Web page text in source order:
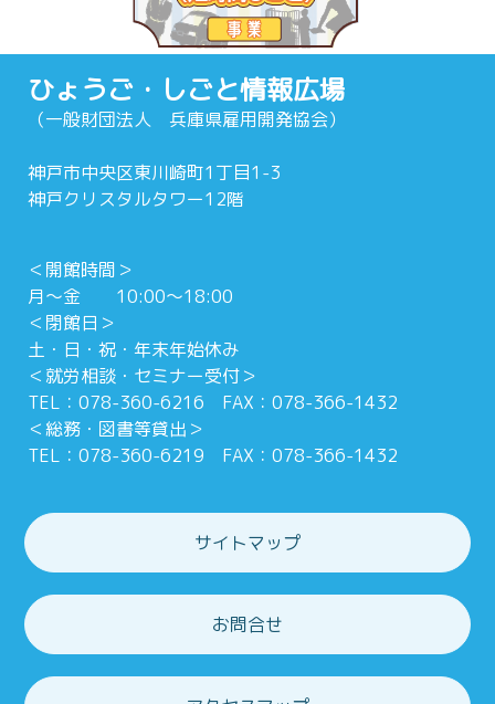
ひょうご・しごと情報広場
（一般財団法人 兵庫県雇用開発協会）
神戸市中央区東川崎町1丁目1-3
神戸クリスタルタワー12階
＜開館時間＞
月～金 10:00～18:00
＜閉館日＞
土・日・祝・年末年始休み
＜就労相談・セミナー受付＞
TEL：078-360-6216 FAX：078-366-1432
＜総務・図書等貸出＞
TEL：078-360-6219 FAX：078-366-1432
サイトマップ
お問合せ